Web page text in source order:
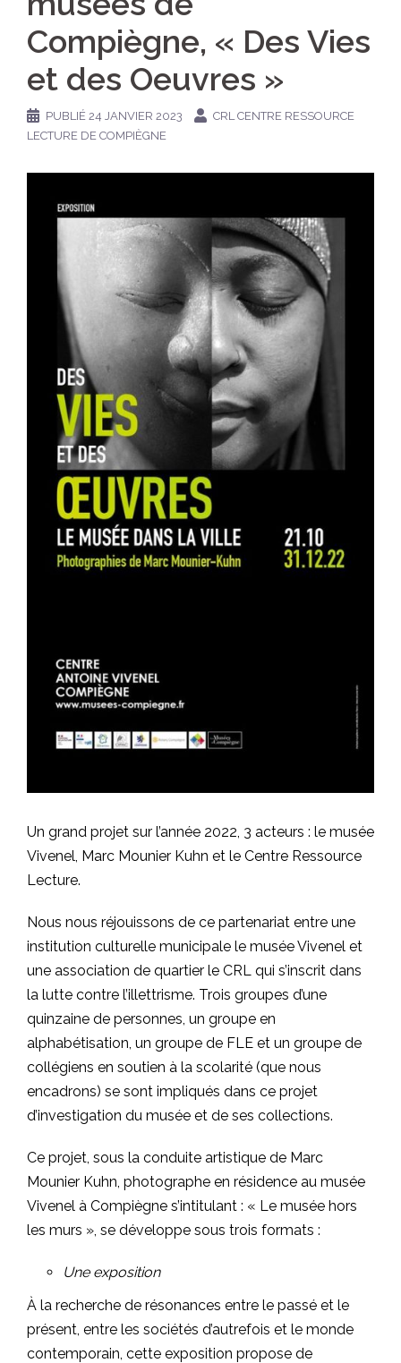
Compiègne, « Des Vies
et des Oeuvres »
PUBLIÉ 24 JANVIER 2023
CRL CENTRE RESSOURCE
LECTURE DE COMPIÈGNE
Un grand projet sur l’année 2022, 3 acteurs : le musée
Vivenel, Marc Mounier Kuhn et le Centre Ressource
Lecture.
Nous nous réjouissons de ce partenariat entre une
institution culturelle municipale le musée Vivenel et
une association de quartier le CRL qui s’inscrit dans
la lutte contre l’illettrisme. Trois groupes d’une
quinzaine de personnes, un groupe en
alphabétisation, un groupe de FLE et un groupe de
collégiens en soutien à la scolarité (que nous
encadrons) se sont impliqués dans ce projet
d’investigation du musée et de ses collections.
Ce projet, sous la conduite artistique de Marc
Mounier Kuhn, photographe en résidence au musée
Vivenel à Compiègne s’intitulant : « Le musée hors
les murs », se développe sous trois formats :
Une exposition
À la recherche de résonances entre le passé et le
présent, entre les sociétés d’autrefois et le monde
contemporain, cette exposition propose de